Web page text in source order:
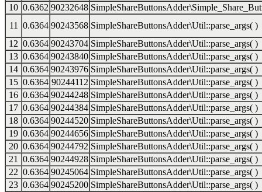
10 0.6362 90232648
11
0.6364 90243568 SimpleShareButtonsAdder\Util::parse_args( )
12 0.6364 90243704 SimpleShareButtonsAdder\Util::parse_args( )
13 0.6364 90243840 SimpleShareButtonsAdder\Util::parse_args( )
14 0.6364 90243976 SimpleShareButtonsAdder\Util::parse_args( )
15 0.6364 90244112 SimpleShareButtonsAdder\Util::parse_args( )
16 0.6364 90244248 SimpleShareButtonsAdder\Util::parse_args( )
17 0.6364 90244384 SimpleShareButtonsAdder\Util::parse_args( )
18 0.6364 90244520 SimpleShareButtonsAdder\Util::parse_args( )
19 0.6364 90244656 SimpleShareButtonsAdder\Util::parse_args( )
20 0.6364 90244792 SimpleShareButtonsAdder\Util::parse_args( )
21
0.6364 90244928 SimpleShareButtonsAdder\Util::parse_args( )
22 0.6364 90245064 SimpleShareButtonsAdder\Util::parse_args( )
23 0.6364 90245200 SimpleShareButtonsAdder\Util::parse_args( )